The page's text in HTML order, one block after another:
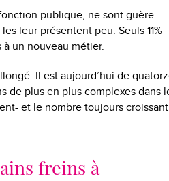
publique, ne sont guère
leur présentent peu. Seuls 11%
un nouveau métier.
Il est aujourd’hui de
de plus en plus complexes dans
et le nombre toujours
freins à